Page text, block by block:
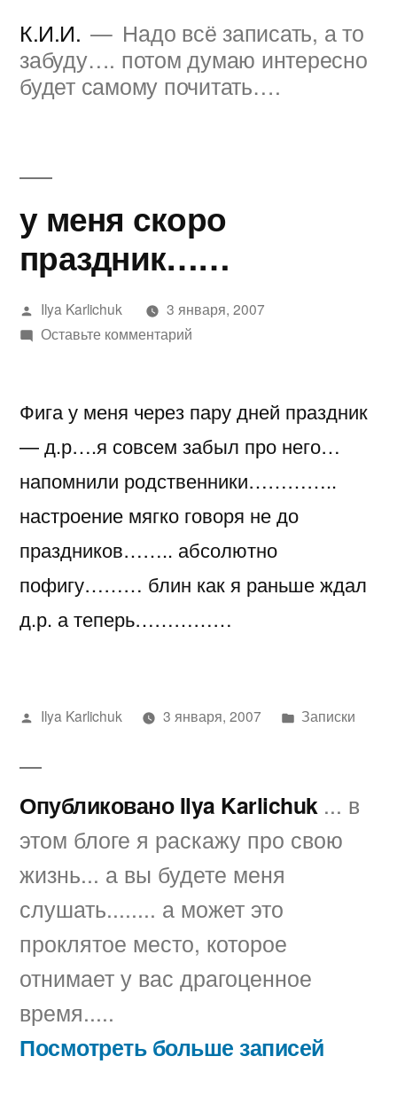
содержимому
К.И.И.
Надо всё записать, а то
забуду…. потом думаю интересно
будет самому почитать….
у меня скоро
праздник……
Написано
автором
Ilya Karlichuk
3 января, 2007
Оставьте комментарийк
скоро
Фига у меня через пару дней праздник
— д.р….я совсем забыл про него…
напомнили родственники…………..
настроение мягко говоря не до
праздников…….. абсолютно
пофигу……… блин как я раньше ждал
д.р. а теперь……………
Написано
Ilya Karlichuk 3 января, 2007
Написано
Записки
Опубликовано Ilya Karlichuk ... в
этом блоге я раскажу про свою
жизнь... а вы будете меня
слушать........ а может это
проклятое место, которое
отнимает у вас драгоценное
время.....
Посмотреть больше записей